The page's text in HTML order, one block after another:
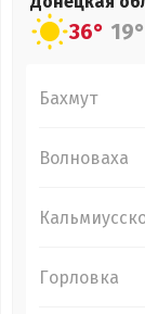
36° 19°
Бахмут
Волноваха
Горловка